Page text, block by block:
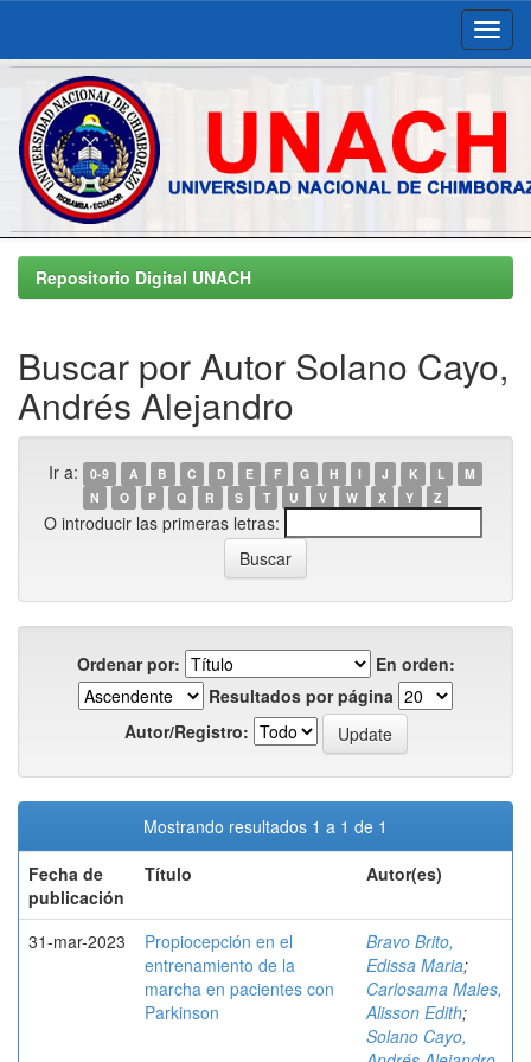
Skip
navigationRepositorio Digital UNACH
Buscar por Autor Solano Cayo,
Andrés Alejandro
Ir a: 0-9 A B C D E F G H I J K L
M
N
O P Q R S T U V W X Y Z
O introducir las primeras letras:
Ordenar por:
En orden:
Resultados por página
Autor/Registro:
Mostrando resultados 1 a 1 de 1
Fecha de
publicación
Título Autor(es)
31-mar-2023
Propiocepción en el
entrenamiento de la
marcha en pacientes con
Parkinson
Bravo Brito,
Edissa Maria;
Carlosama Males,
Alisson Edith;
Solano Cayo,